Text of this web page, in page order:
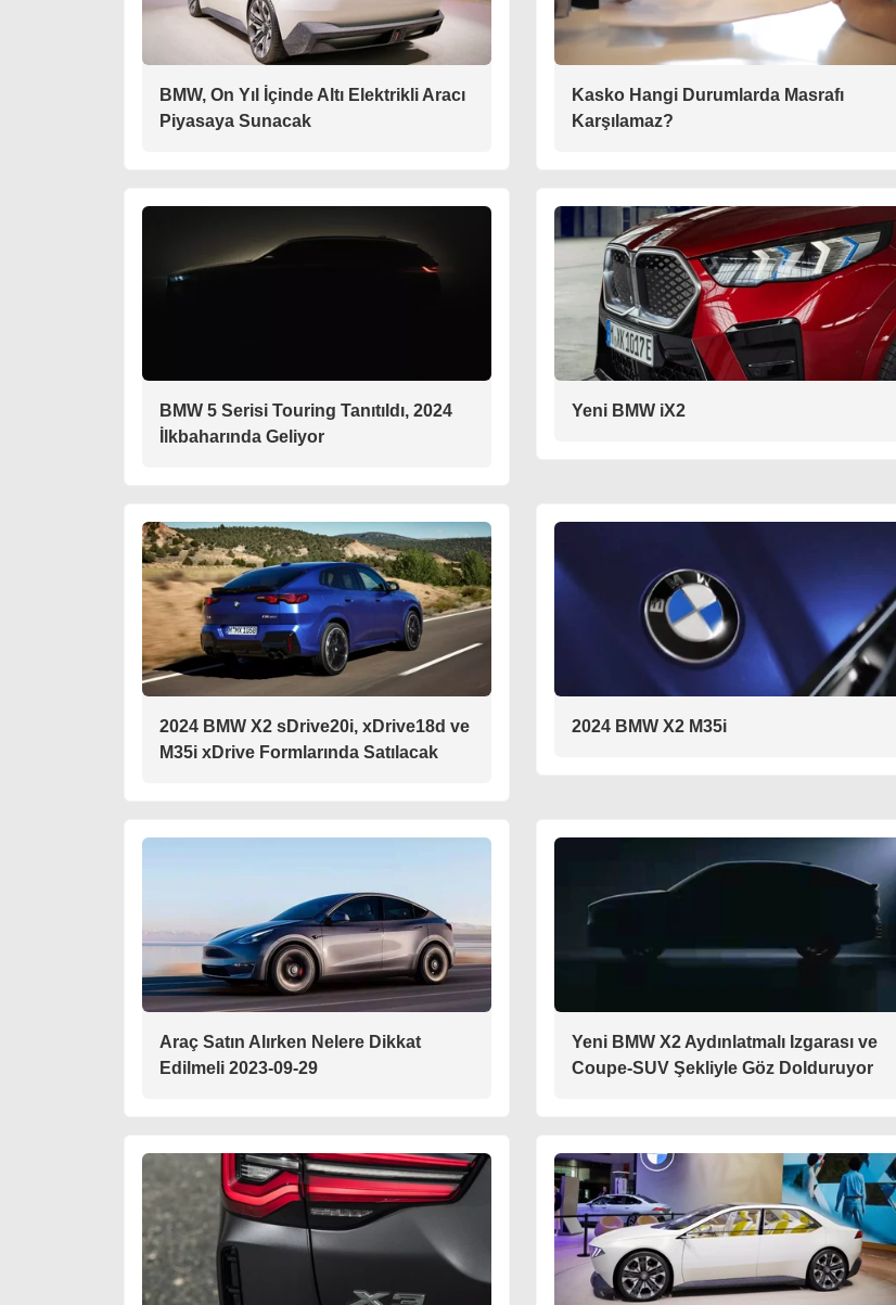
BMW, On Yıl İçinde Altı Elektrikli Aracı
Piyasaya Sunacak
Kasko Hangi Durumlarda Masrafı
Karşılamaz?
BMW 5 Serisi Touring Tanıtıldı, 2024
İlkbaharında Geliyor
Yeni BMW iX2
2024 BMW X2 sDrive20i, xDrive18d ve
M35i xDrive Formlarında Satılacak
2024 BMW X2 M35i
Araç Satın Alırken Nelere Dikkat
Edilmeli 2023-09-29
Yeni BMW X2 Aydınlatmalı Izgarası ve
Coupe-SUV Şekliyle Göz Dolduruyor